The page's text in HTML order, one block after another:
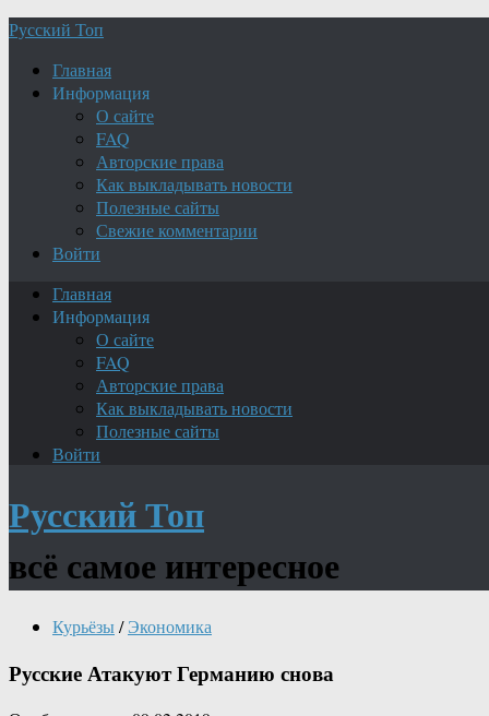
Русский Топ
Главная
Информация
О сайте
FAQ
Авторские права
Как выкладывать новости
Полезные сайты
Свежие комментарии
Войти
Главная
Информация
О сайте
FAQ
Авторские права
Как выкладывать новости
Полезные сайты
Войти
Русский Топ
всё самое интересное
Курьёзы/ Экономика
Русские Атакуют Германию снова